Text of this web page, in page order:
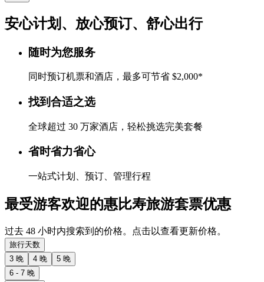
安心计划、放心预订、舒心出行
随时为您服务
同时预订机票和酒店，最多可节省 $2,000*
找到合适之选
全球超过 30 万家酒店，轻松挑选完美套餐
省时省力省心
一站式计划、预订、管理行程
最受游客欢迎的惠比寿旅游套票优惠
过去 48 小时内搜索到的价格。点击以查看更新价格。
旅行天数
3 晚
4 晚
5 晚
6 - 7 晚